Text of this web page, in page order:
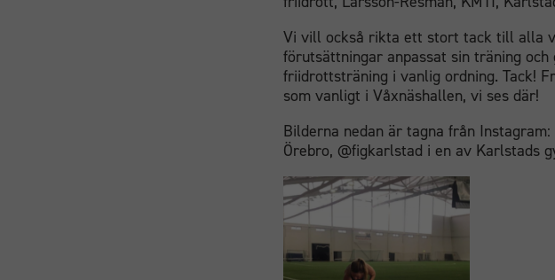
Vi vill också rikta ett stort tack till alla
förutsättningar anpassat sin träning
friidrottsträning i vanlig ordning. Tack!
som vanligt i Våxnäshallen, vi ses där!
Bilderna nedan är tagna från
Örebro, @figkarlstad i en av Karlstads